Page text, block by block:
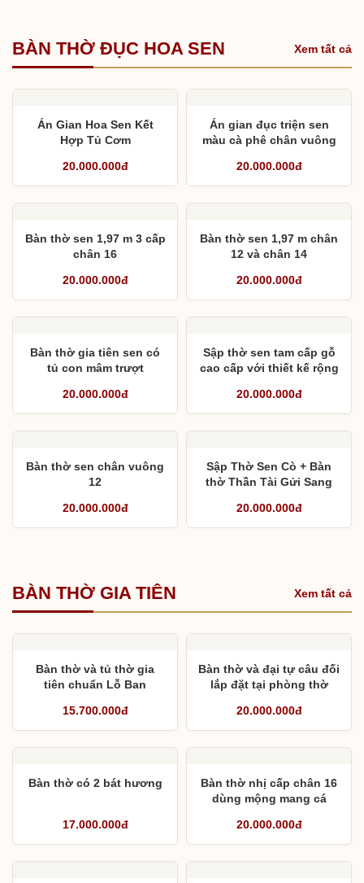
BÀN THỜ ĐỤC HOA SEN Xem tất cả
Án Gian Hoa Sen Kết
Hợp Tủ Cơm
20.000.000đ
Án gian đục triện sen
màu cà phê chân vuông
20.000.000đ
Bàn thờ sen 1,97 m 3 cấp
chân 16
20.000.000đ
Bàn thờ sen 1,97 m chân
12 và chân 14
20.000.000đ
Bàn thờ gia tiên sen có
tủ con mâm trượt
20.000.000đ
Sập thờ sen tam cấp gỗ
cao cấp với thiết kế rộng
20.000.000đ
Bàn thờ sen chân vuông
12
20.000.000đ
Sập Thờ Sen Cò + Bàn
thờ Thần Tài Gửi Sang
20.000.000đ
BÀN THỜ GIA TIÊN Xem tất cả
Bàn thờ và tủ thờ gia
tiên chuẩn Lỗ Ban
15.700.000đ
Bàn thờ và đại tự câu đối
lắp đặt tại phòng thờ
20.000.000đ
Bàn thờ có 2 bát hương
17.000.000đ
Bàn thờ nhị cấp chân 16
dùng mộng mang cá
20.000.000đ